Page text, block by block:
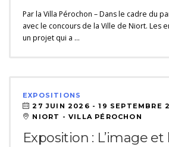
Par la Villa Pérochon – Dans le cadre du
avec le concours de la Ville de Niort. Les
un projet qui a …
EXPOSITIONS
27 JUIN 2026 - 19 SEPTEMBRE
NIORT - VILLA PÉROCHON
Exposition : L’image et